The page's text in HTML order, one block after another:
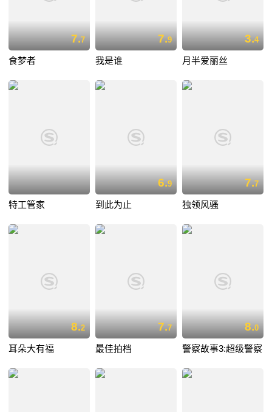
7.7
食梦者
7.9
我是谁
3.4
月半爱丽丝
特工管家
6.9
到此为止
7.7
独领风骚
8.2
耳朵大有福
7.7
最佳拍档
8.0
警察故事3:超级警察